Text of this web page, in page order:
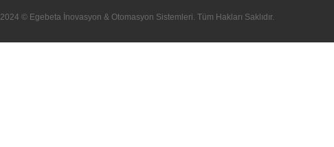
2024 © Egebeta İnovasyon & Otomasyon Sistemleri. Tüm Hakları Saklıdır.